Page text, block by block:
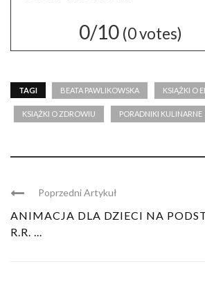
0/10 (0votes)
TAGI BEATA PAWLIKOWSKA KSIĄŻKI O
KSIĄŻKI O ZDROWIU PORADNIKI KULINARNE
Poprzedni Artykuł
ANIMACJA DLA DZIECI NA
R.R. ...